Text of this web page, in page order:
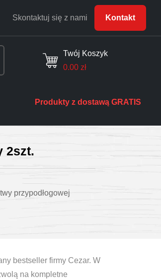
Skontaktuj się z nami Kontakt
Twój Koszyk
0.00 zł
Produkty z dostawą GRATIS
2szt.
przypodłogowej
bestseller firmy Cezar. W
na kompletne